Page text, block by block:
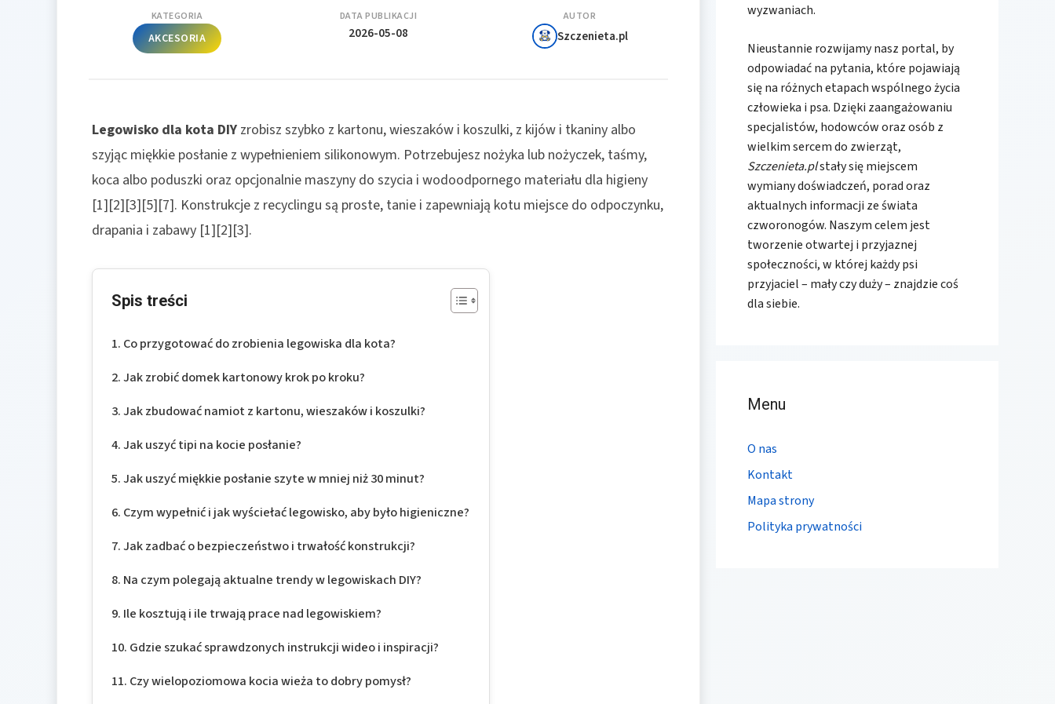
KATEGORIA
AKCESORIA
DATA PUBLIKACJI
2026-05-08
AUTOR
Szczenieta.pl
Legowisko dla kota DIY zrobisz szybko z kartonu, wieszaków i koszulki, z kijów i tkaniny albo
szyjąc miękkie posłanie z wypełnieniem silikonowym. Potrzebujesz nożyka lub nożyczek, taśmy,
koca albo poduszki oraz opcjonalnie maszyny do szycia i wodoodpornego materiału dla higieny
[1][2][3][5][7]. Konstrukcje z recyclingu są proste, tanie i zapewniają kotu miejsce do odpoczynku,
drapania i zabawy [1][2][3].
Spis treści
Co przygotować do zrobienia legowiska dla kota?
Jak zrobić domek kartonowy krok po kroku?
Jak zbudować namiot z kartonu, wieszaków i koszulki?
Jak uszyć tipi na kocie posłanie?
Jak uszyć miękkie posłanie szyte w mniej niż 30 minut?
Czym wypełnić i jak wyściełać legowisko, aby było higieniczne?
Jak zadbać o bezpieczeństwo i trwałość konstrukcji?
Na czym polegają aktualne trendy w legowiskach DIY?
Ile kosztują i ile trwają prace nad legowiskiem?
Gdzie szukać sprawdzonych instrukcji wideo i inspiracji?
Czy wielopoziomowa kocia wieża to dobry pomysł?
wyzwaniach.
Nieustannie rozwijamy nasz portal, by
odpowiadać na pytania, które pojawiają
się na różnych etapach wspólnego życia
człowieka i psa. Dzięki zaangażowaniu
specjalistów, hodowców oraz osób z
wielkim sercem do zwierząt,
Szczenieta.plstały się miejscem
wymiany doświadczeń, porad oraz
aktualnych informacji ze świata
czworonogów. Naszym celem jest
tworzenie otwartej i przyjaznej
społeczności, w której każdy psi
przyjaciel – mały czy duży – znajdzie coś
dla siebie.
Menu
O nas
Kontakt
Mapa strony
Polityka prywatności